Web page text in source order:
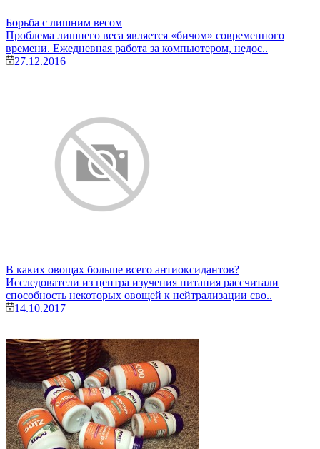
Борьба с лишним весом
Проблема лишнего веса является «бичом» современного
времени. Ежедневная работа за компьютером, недос..
27.12.2016
В каких овощах больше всего антиоксидантов?
Исследователи из центра изучения питания рассчитали
способность некоторых овощей к нейтрализации сво..
14.10.2017